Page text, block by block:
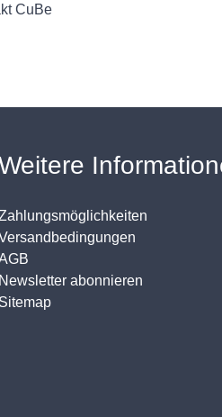
CuBe
Newsletter abonnieren
Sitemap